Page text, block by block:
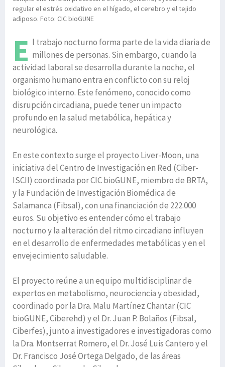
regular el estrés oxidativo en el hígado, el cerebro y el tejido
adiposo. Foto: CIC bioGUNE
E l trabajo nocturno forma parte de la vida diaria de
millones de personas. Sin embargo, cuando la
actividad laboral se desarrolla durante la noche, el
organismo humano entra en conflicto con su reloj
biológico interno. Este fenómeno, conocido como
disrupción circadiana, puede tener un impacto
profundo en la salud metabólica, hepática y
neurológica.
En este contexto surge el proyecto Liver-Moon, una
iniciativa del Centro de Investigación en Red (Ciber-
ISCII) coordinada por CIC bioGUNE, miembro de BRTA,
y la Fundación de Investigación Biomédica de
Salamanca (Fibsal), con una financiación de 222.000
euros. Su objetivo es entender cómo el trabajo
nocturno y la alteración del ritmo circadiano influyen
en el desarrollo de enfermedades metabólicas y en el
envejecimiento saludable.
El proyecto reúne a un equipo multidisciplinar de
expertos en metabolismo, neurociencia y obesidad,
coordinado por la Dra. Malu Martínez Chantar (CIC
bioGUNE, Ciberehd) y el Dr. Juan P. Bolaños (Fibsal,
Ciberfes), junto a investigadores e investigadoras como
la Dra. Montserrat Romero, el Dr. José Luis Cantero y el
Dr. Francisco José Ortega Delgado, de las áreas